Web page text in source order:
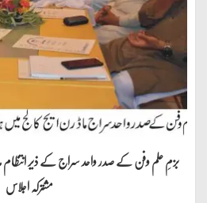
بزمِ علم وفن کے صدر واحد سراج کے ذیر انتظام
مشترکہ اجلاس